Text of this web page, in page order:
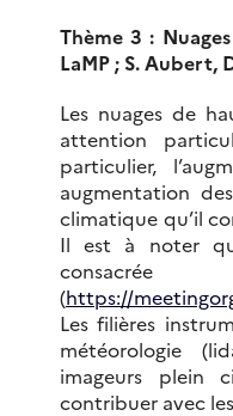
Thème 3 :
LaMP ; S. Aubert,
Les nuages de
attention
particulier,
augmentation
climatique qu’il
Il est à noter
(https://
Les filières
météorologie
imageurs plein
contribuer avec